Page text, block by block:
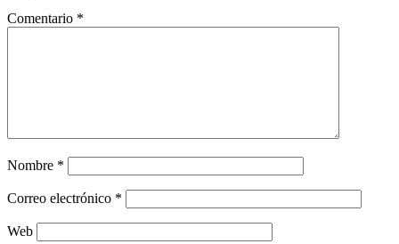
Comentario *
Nombre *
Correo electrónico *
Web